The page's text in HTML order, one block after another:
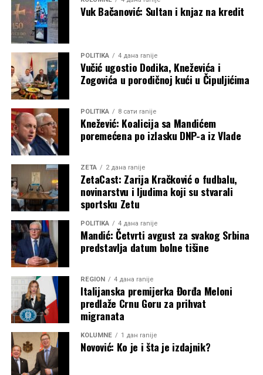
Vuk Bačanović: Sultan i knjaz na kredit
POLITIKA 4 дана ranije
Vučić ugostio Dodika, Kneževića i
Zogovića u porodičnoj kući u Čipuljićima
POLITIKA 8 сати ranije
Knežević: Koalicija sa Mandićem
poremećena po izlasku DNP-a iz Vlade
ZETA 2 дана ranije
ZetaCast: Zarija Kračković o fudbalu,
novinarstvu i ljudima koji su stvarali
sportsku Zetu
POLITIKA 4 дана ranije
Mandić: Četvrti avgust za svakog Srbina
predstavlja datum bolne tišine
REGION 4 дана ranije
Italijanska premijerka Đorđa Meloni
predlaže Crnu Goru za prihvat
migranata
KOLUMNE 1 дан ranije
Novović: Ko je i šta je izdajnik?